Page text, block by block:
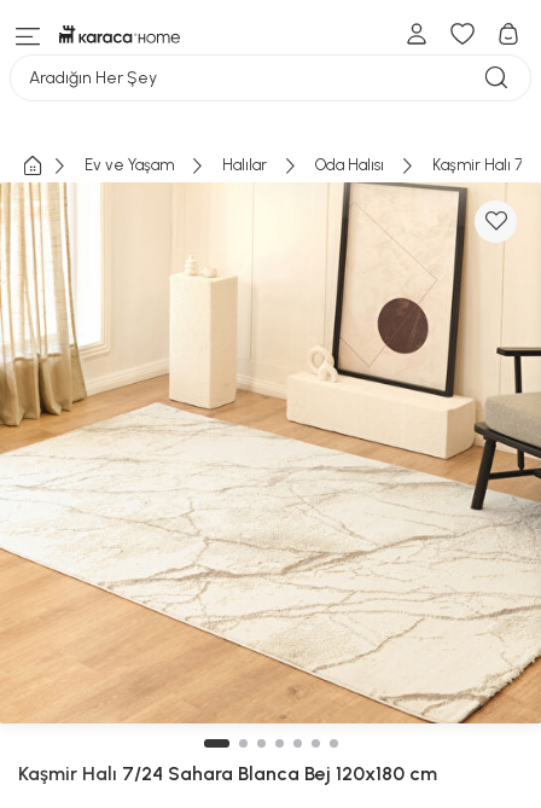
Aradığın Her Şey
Ev ve Yaşam Halılar Oda Halısı Kaşmir Halı 7/
Kaşmir Halı 7/24 Sahara Blanca Bej 120x180 cm